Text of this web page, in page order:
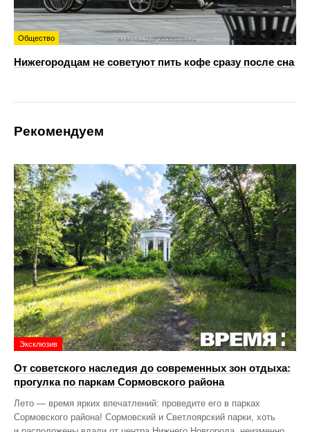
Общество
Нижегородцам не советуют пить кофе сразу после сна
Рекомендуем
Эксклюзив
От советского наследия до современных зон отдыха:
прогулка по паркам Сормовского района
Лето — время ярких впечатлений: проведите его в парках
Сормовского района! Сормовский и Светлоярский парки, хоть